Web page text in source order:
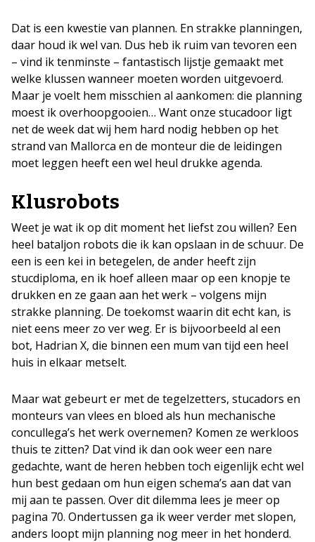
Dat is een kwestie van plannen. En strakke planningen,
daar houd ik wel van. Dus heb ik ruim van tevoren een
– vind ik tenminste – fantastisch lijstje gemaakt met
welke klussen wanneer moeten worden uitgevoerd.
Maar je voelt hem misschien al aankomen: die planning
moest ik overhoopgooien… Want onze stucadoor ligt
net de week dat wij hem hard nodig hebben op het
strand van Mallorca en de monteur die de leidingen
moet leggen heeft een wel heul drukke agenda.
Klusrobots
Weet je wat ik op dit moment het liefst zou willen? Een
heel bataljon robots die ik kan opslaan in de schuur. De
een is een kei in betegelen, de ander heeft zijn
stucdiploma, en ik hoef alleen maar op een knopje te
drukken en ze gaan aan het werk – volgens mijn
strakke planning. De toekomst waarin dit echt kan, is
niet eens meer zo ver weg. Er is bijvoorbeeld al een
bot, Hadrian X, die binnen een mum van tijd een heel
huis in elkaar metselt.
Maar wat gebeurt er met de tegelzetters, stucadors en
monteurs van vlees en bloed als hun mechanische
concullega’s het werk overnemen? Komen ze werkloos
thuis te zitten? Dat vind ik dan ook weer een nare
gedachte, want de heren hebben toch eigenlijk echt wel
hun best gedaan om hun eigen schema’s aan dat van
mij aan te passen. Over dit dilemma lees je meer op
pagina 70. Ondertussen ga ik weer verder met slopen,
anders loopt mijn planning nog meer in het honderd.